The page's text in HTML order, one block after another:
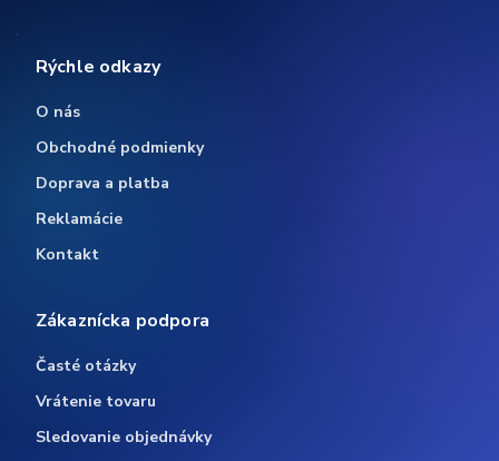
Rýchle odkazy
O nás
Obchodné podmienky
Doprava a platba
Reklamácie
Kontakt
Zákaznícka podpora
Časté otázky
Vrátenie tovaru
Sledovanie objednávky